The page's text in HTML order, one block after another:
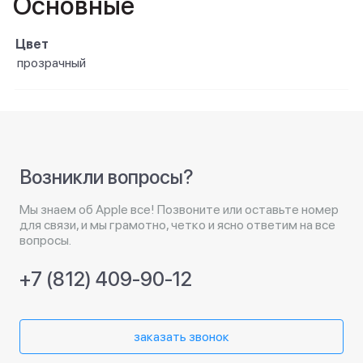
Цвет
прозрачный
Возникли вопросы?
Мы знаем об Apple все! Позвоните или оставьте номер
для связи, и мы грамотно, четко и ясно ответим на все
вопросы.
+7 (812) 409-90-12
заказать звонок